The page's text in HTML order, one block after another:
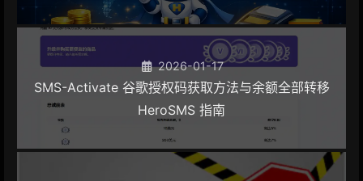
2026-01-17
SMS-Activate 谷歌授权码获取方法与余额全部转移
HeroSMS 指南